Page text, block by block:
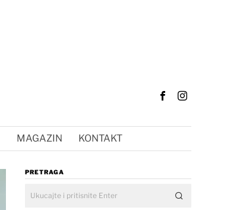
MAGAZIN KONTAKT
PRETRAGA